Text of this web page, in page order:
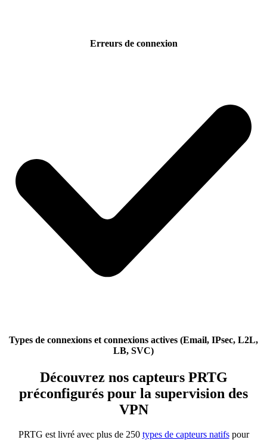
Erreurs de connexion
Types de connexions et connexions actives (Email, IPsec, L2L,
LB, SVC)
Découvrez nos capteurs PRTG
préconfigurés pour la supervision des
VPN
PRTG est livré avec plus de 250 types de capteurs natifspour